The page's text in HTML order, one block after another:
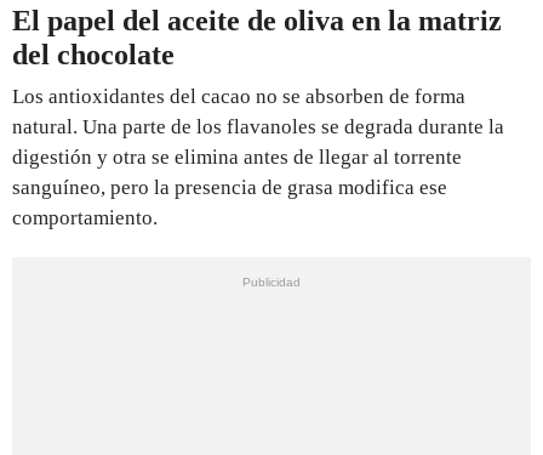
El papel del aceite de oliva en la matriz
del chocolate
Los antioxidantes del cacao no se absorben de forma
natural. Una parte de los flavanoles se degrada durante la
digestión y otra se elimina antes de llegar al torrente
sanguíneo, pero la presencia de grasa modifica ese
comportamiento.